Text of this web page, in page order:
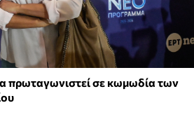
πρωταγωνιστεί σε κωμωδία των